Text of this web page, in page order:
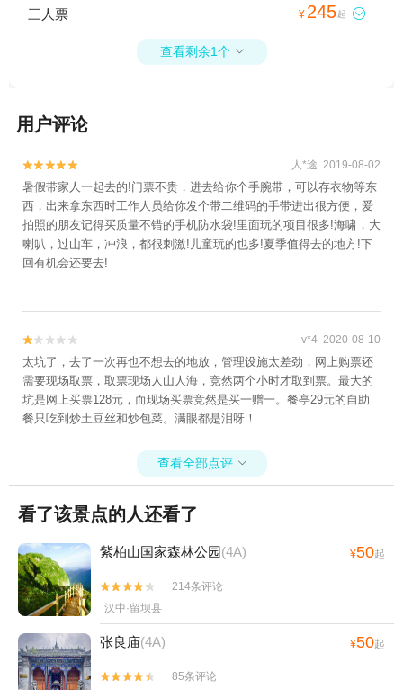
三人票 ¥ 245起 
查看剩余1个 
用户评论

 人*途 2019-08-02
暑假带家人一起去的!门票不贵，进去给你个手腕带，可以存衣物等东
西，出来拿东西时工作人员给你发个带二维码的手带进出很方便，爱
拍照的朋友记得买质量不错的手机防水袋!里面玩的项目很多!海啸，大
喇叭，过山车，冲浪，都很刺激!儿童玩的也多!夏季值得去的地方!下
回有机会还要去!

 v*4 2020-08-10
太坑了，去了一次再也不想去的地放，管理设施太差劲，网上购票还
需要现场取票，取票现场人山人海，竞然两个小时才取到票。最大的
坑是网上买票128元，而现场买票竞然是买一赠一。餐亭29元的自助
餐只吃到炒土豆丝和炒包菜。满眼都是泪呀！
查看全部点评 
看了该景点的人还看了
紫柏山国家森林公园(4A) ¥50起


214条评论
汉中·留坝县
张良庙(4A) ¥50起


85条评论